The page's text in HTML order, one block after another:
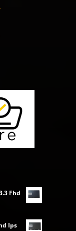
Fhd
Ips